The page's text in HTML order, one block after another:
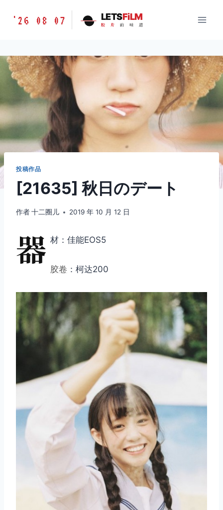
胶
味
道
LETSFILM
'26 08 07 LETSFiLM
胶 片 的 味 道
投稿作品
[21635] 秋日のデート
作者十二圈儿 2019 年 10 月 12 日
器 材：佳能EOS5
胶卷 ：柯达200